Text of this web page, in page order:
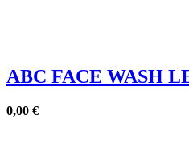
ABC FACE WASH
0,00 €